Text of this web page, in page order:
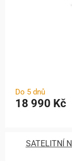
Do 5 dnů
18 990 Kč
SATELITNÍ